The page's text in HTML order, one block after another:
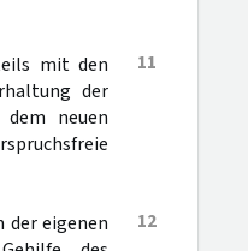
11
mit den
der
neuen
12
der eigenen